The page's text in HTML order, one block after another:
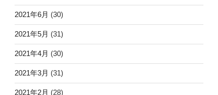
2021年6月 (30)
2021年5月 (31)
2021年4月 (30)
2021年3月 (31)
2021年2月 (28)